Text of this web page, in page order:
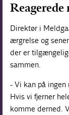
Direktør i
ærgrelse og
der er
sammen.
- Vi kan på
Hvis vi fjerner
komme derned.